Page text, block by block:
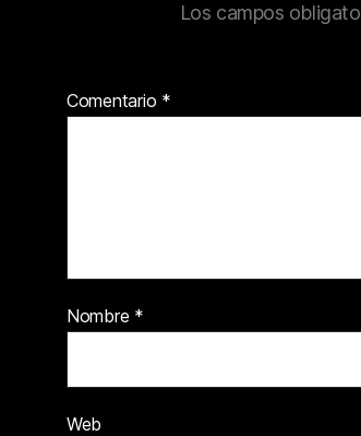
Los campos
Comentario *
Nombre *
Web